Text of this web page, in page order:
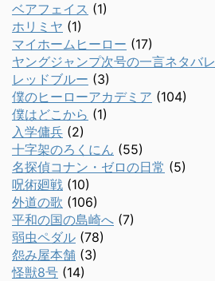
ベアフェイス (1)
ホリミヤ (1)
マイホームヒーロー (17)
ヤングジャンプ次号の一言ネタバレ
レッドブルー (3)
僕のヒーローアカデミア (104)
僕はどこから (1)
入学傭兵 (2)
十字架のろくにん (55)
名探偵コナン・ゼロの日常 (5)
呪術廻戦 (10)
外道の歌 (106)
平和の国の島崎へ (7)
弱虫ペダル (78)
怨み屋本舗 (3)
怪獣8号 (14)